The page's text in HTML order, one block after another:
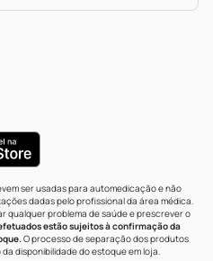
ser usadas para automedicação e não
dadas pelo profissional da área médica.
qualquer problema de saúde e prescrever o
estão sujeitos à confirmação da
O processo de separação dos produtos
disponibilidade do estoque em loja.